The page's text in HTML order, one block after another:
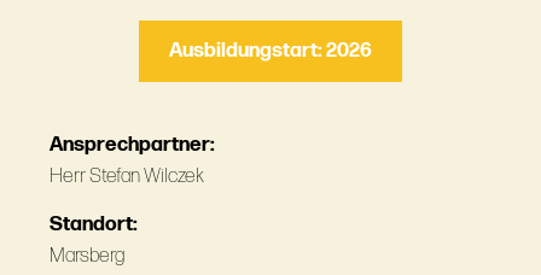
Ausbildungstart: 2026
Ansprechpartner:
Herr Stefan Wilczek
Standort:
Marsberg